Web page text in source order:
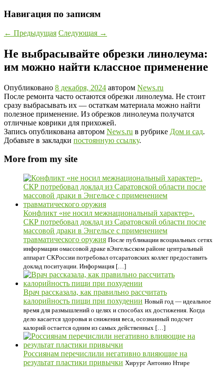
Навигация по записям
← Предыдущая Следующая →
Не выбрасывайте обрезки линолеума:
им можно найти классное применение
Опубликовано 8 декабря, 2024 автором News.ru
После ремонта часто остаются обрезки линолеума. Не стоит
сразу выбрасывать их — остаткам материала можно найти
полезное применение. Из обрезков линолеума получатся
отличные коврики для прихожей.
Запись опубликована автором News.ru в рубрике Дом и сад.
Добавьте в закладки постоянную ссылку.
More from my site
Конфликт «не носил межнациональный характер».
СКР потребовал доклад из Саратовской области после
массовой драки в Энгельсе с применением
травматического оружия После публикации всоциальных сетях
информации омассовой драке вЭнгельсском районе центральный
аппарат СКРоссии потребовал отсаратовских коллег предоставить
доклад поситуации. Информация […]
Врач рассказала, как правильно рассчитать
калорийность пищи при похудении Новый год — идеальное
время для размышлений о целях и способах их достижения. Когда
дело касается здоровья и снижения веса, осознанный подсчет
калорий остается одним из самых действенных […]
Россиянам перечислили негативно влияющие на
результат пластики привычки Хирург Антонио Нтире